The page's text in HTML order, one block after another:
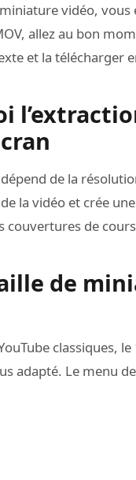
miniature vidéo,
allez au bon
et la télécharger
de la
la vidéo et crée
couvertures de
de
classiques,
adapté. Le menu